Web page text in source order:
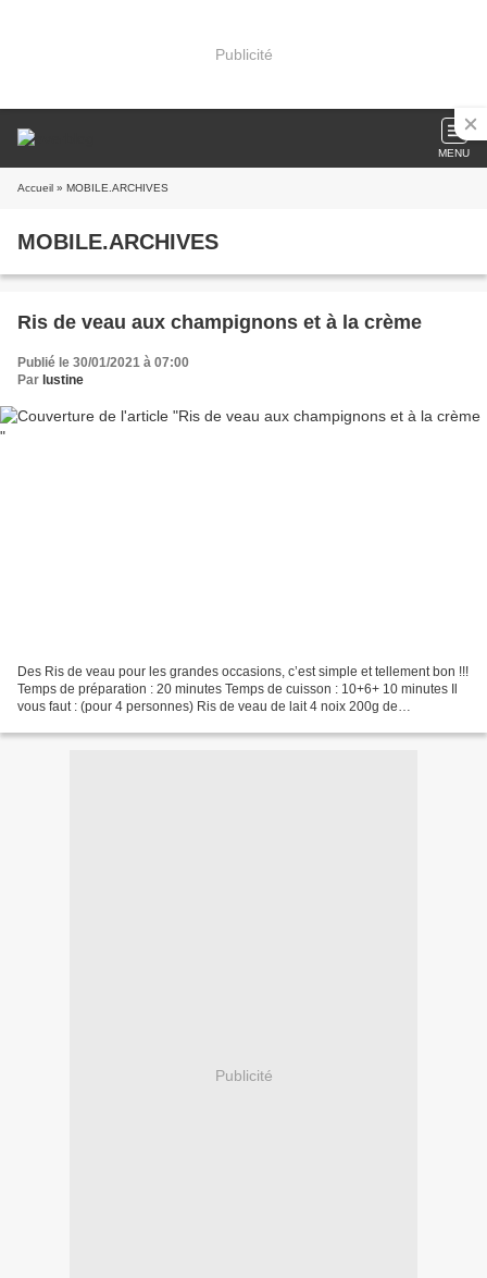
Publicité
MENU
Accueil » MOBILE.ARCHIVES
MOBILE.ARCHIVES
Ris de veau aux champignons et à la crème
Publié le 30/01/2021 à 07:00
Par lustine
Des Ris de veau pour les grandes occasions, c’est simple et tellement bon !!!
Temps de préparation : 20 minutes Temps de cuisson : 10+6+ 10 minutes Il
vous faut : (pour 4 personnes) Ris de veau de lait 4 noix 200g de
Publicité